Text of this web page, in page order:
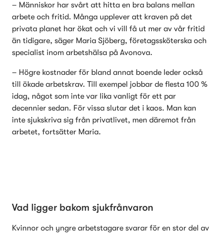
– Människor har svårt att hitta en bra balans mellan
arbete och fritid. Många upplever att kraven på det
privata planet har ökat och vi vill få ut mer av vår fritid
än tidigare, säger Maria Sjöberg, företagssköterska och
specialist inom arbetshälsa på Avonova.
– Högre kostnader för bland annat boende leder också
till ökade arbetskrav. Till exempel jobbar de flesta 100 %
idag, något som inte var lika vanligt för ett par
decennier sedan. För vissa slutar det i kaos. Man kan
inte sjukskriva sig från privatlivet, men däremot från
arbetet, fortsätter Maria.
Vad ligger bakom sjukfrånvaron
Kvinnor och yngre arbetstagare svarar för en stor del av